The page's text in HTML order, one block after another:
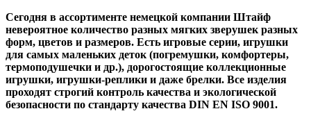
Сегодня в ассортименте немецкой компании Штайф
невероятное количество разных мягких зверушек разных
форм, цветов и размеров. Есть игровые серии, игрушки
для самых маленьких деток (погремушки, комфортеры,
термоподушечки и др.), дорогостоящие коллекционные
игрушки, игрушки-реплики и даже брелки. Все изделия
проходят строгий контроль качества и экологической
безопасности по стандарту качества DIN EN ISO 9001.